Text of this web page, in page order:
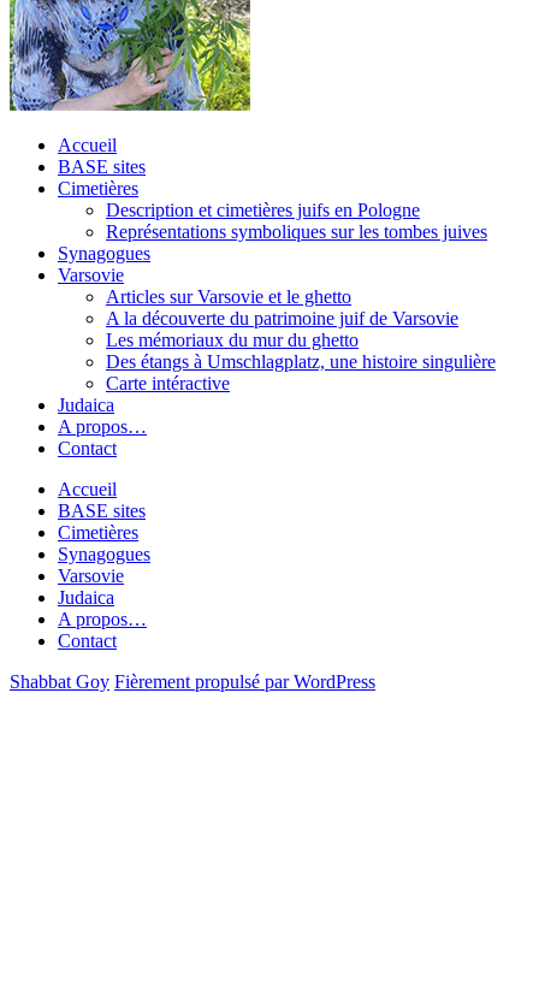
Accueil
BASE sites
Cimetières
Description et cimetières juifs en Pologne
Représentations symboliques sur les tombes juives
Synagogues
Varsovie
Articles sur Varsovie et le ghetto
A la découverte du patrimoine juif de Varsovie
Les mémoriaux du mur du ghetto
Des étangs à Umschlagplatz, une histoire singulière
Carte intéractive
Judaica
A propos…
Contact
Accueil
BASE sites
Cimetières
Synagogues
Varsovie
Judaica
A propos…
Contact
Shabbat Goy Fièrement propulsé par WordPress